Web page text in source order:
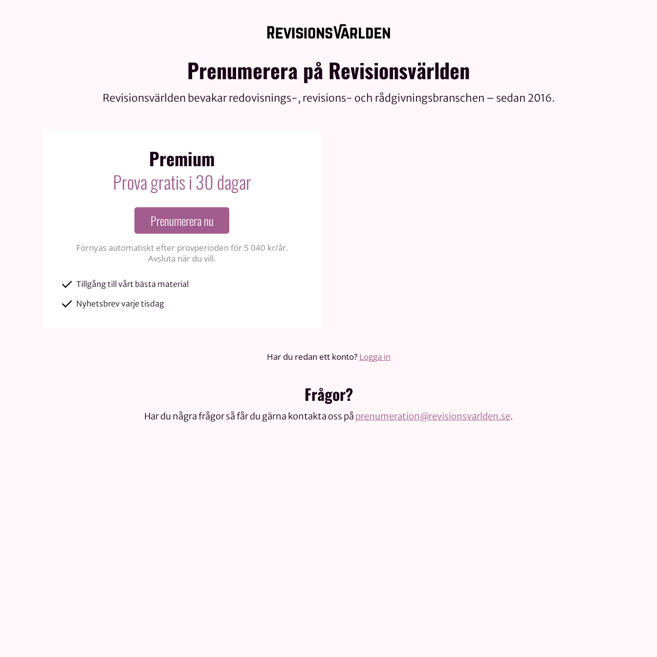
Prenumerera på Revisionsvärlden
Revisionsvärlden bevakar redovisnings-, revisions- och rådgivningsbranschen – sedan 2016.
Premium
Prova gratis i 30 dagar
Prenumerera nu
Förnyas automatiskt efter provperioden för 5 040 kr/år.
Avsluta när du vill.
Tillgång till vårt bästa material
Nyhetsbrev varje tisdag
Har du redan ett konto? Logga in
Frågor?
Har du några frågor så får du gärna kontakta oss på prenumeration@revisionsvarlden.se.